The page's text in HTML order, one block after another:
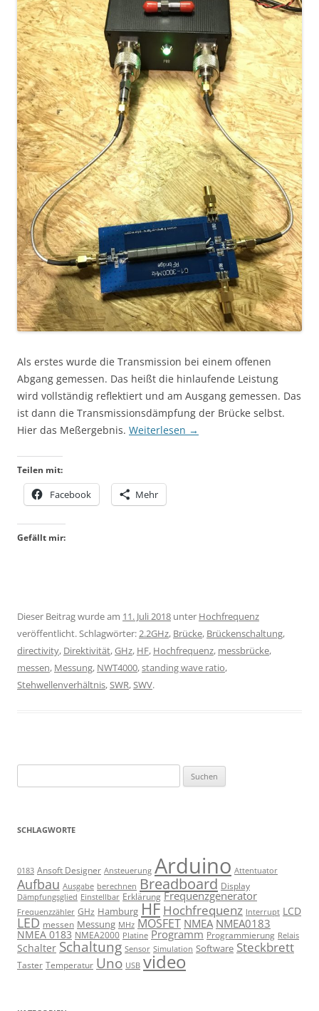
Als erstes wurde die Transmission bei einem offenen
Abgang gemessen. Das heißt die hinlaufende Leistung
wird vollständig reflektiert und am Ausgang gemessen. Das
ist dann die Transmissionsdämpfung der Brücke selbst.
Hier das Meßergebnis. Weiterlesen →
Teilen mit:
Facebook Mehr
Gefällt mir:
Dieser Beitrag wurde am 11. Juli 2018 unter Hochfrequenz
veröffentlicht. Schlagwörter:2.2GHz, Brücke, Brückenschaltung,
directivity, Direktivität,GHz, HF, Hochfrequenz, messbrücke,
messen, Messung, NWT4000,standing wave ratio,
Stehwellenverhältnis,SWR,SWV.
nach:
SCHLAGWORTE
0183 Ansoft Designer Ansteuerung Arduino Attentuator
Aufbau Ausgabe berechnen Breadboard Display
Dämpfungsglied Einstellbar Erklärung Frequenzgenerator
Frequenzzähler GHz Hamburg HF Hochfrequenz Interrupt LCD
LED messen Messung MHz MOSFET NMEA NMEA0183
NMEA 0183 NMEA2000 Platine Programm Programmierung Relais
Schalter Schaltung Sensor Simulation Software Steckbrett
Taster Temperatur Uno USB video